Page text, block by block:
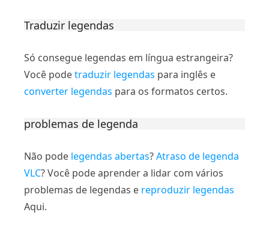
Traduzir legendas
Só consegue legendas em língua estrangeira?
Você podetraduzir legendas para inglês e
converter legendas para os formatos certos.
problemas de legenda
Não pode legendas abertas?Atraso de legenda
VLC? Você pode aprender a lidar com vários
problemas de legendas e reproduzir legendas
Aqui.